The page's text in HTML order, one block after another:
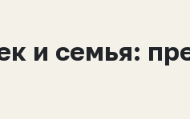
и семья: